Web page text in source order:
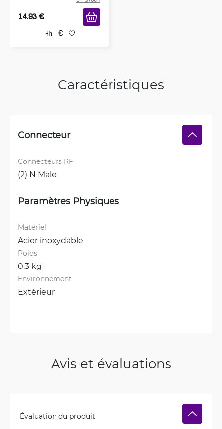
14.93 €
Caractéristiques
Connecteur
Connecteurs RF
(2) N Male
Paramètres Physiques
Matériel
Acier inoxydable
Poids
0.3 kg
Environnement
Extérieur
Avis et évaluations
Évaluation du produit